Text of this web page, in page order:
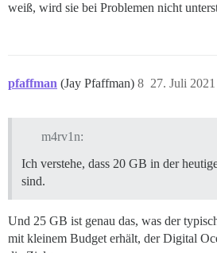
weiß, wird sie bei Problemen nicht
pfaffman (Jay Pfaffman) 27. Juli
8
m4rv1n:
Ich verstehe, dass 20 GB in der
sind.
Und 25 GB ist genau das, was der
mit kleinem Budget erhält, der Digital